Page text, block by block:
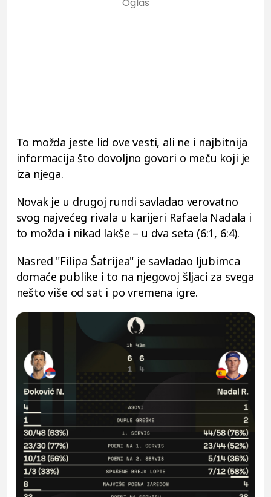
To možda jeste lid ove vesti, ali ne i najbitnija
informacija što dovoljno govori o meču koji je
iza njega.
Novak je u drugoj rundi savladao verovatno
svog najvećeg rivala u karijeri Rafaela Nadala i
to možda i nikad lakše – u dva seta (6:1, 6:4).
Nasred "Filipa Šatrijea" je savladao ljubimca
domaće publike i to na njegovoj šljaci za svega
nešto više od sat i po vremena igre.